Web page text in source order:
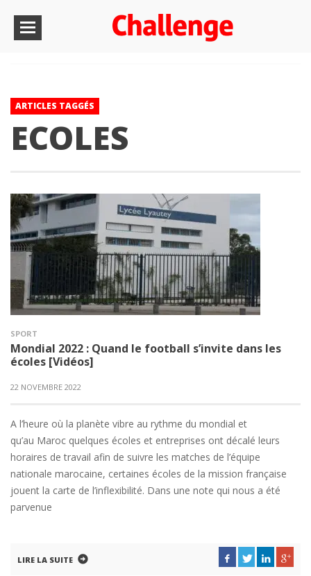
ARTICLES TAGGÉS
ECOLES
SPORT
Mondial 2022 : Quand le football s’invite dans les
écoles [Vidéos]
22 NOVEMBRE 2022
A l’heure où la planète vibre au rythme du mondial et
qu’au Maroc quelques écoles et entreprises ont décalé leurs
horaires de travail afin de suivre les matches de l’équipe
nationale marocaine, certaines écoles de la mission française
jouent la carte de l’inflexibilité. Dans une note qui nous a été
parvenue
LIRE LA SUITE